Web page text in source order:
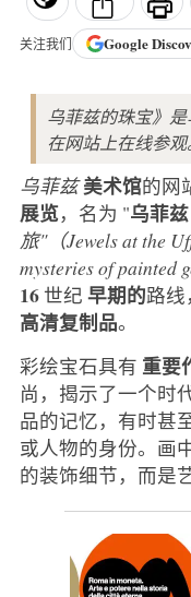
关注我们 Google
乌菲兹的珠宝》
在网站上在线参观
乌菲兹 美术馆的网
展览，名为 "乌菲兹
旅"（Jewels at the
mysteries of painted
16世纪 早期的路
高清复制品。
彩绘宝石具有 重要
尚，揭示了一个时
品的记忆，有时甚
或人物的身份。画
的装饰细节，而是